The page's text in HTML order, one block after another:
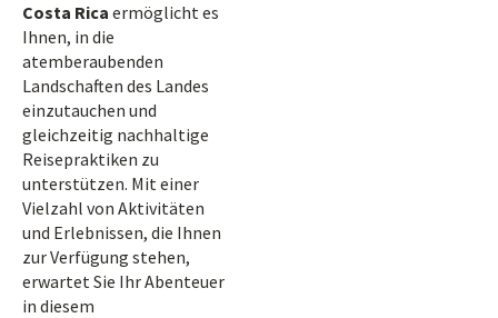
Costa Rica ermöglicht es
Ihnen, in die
atemberaubenden
Landschaften des Landes
einzutauchen und
gleichzeitig nachhaltige
Reisepraktiken zu
unterstützen. Mit einer
Vielzahl von Aktivitäten
und Erlebnissen, die Ihnen
zur Verfügung stehen,
erwartet Sie Ihr Abenteuer
in diesem